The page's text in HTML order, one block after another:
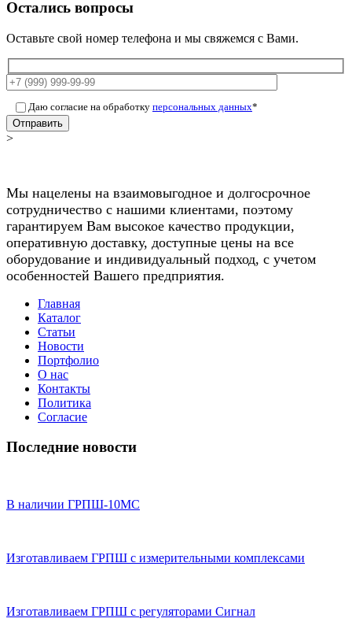
Остались вопросы
Оставьте свой номер телефона и мы свяжемся с Вами.
Даю согласие на обработку персональных данных*
Отправить
>
Мы нацелены на взаимовыгодное и долгосрочное
сотрудничество с нашими клиентами, поэтому
гарантируем Вам высокое качество продукции,
оперативную доставку, доступные цены на все
оборудование и индивидуальный подход, с учетом
особенностей Вашего предприятия.
Главная
Каталог
Статьи
Новости
Портфолио
О нас
Контакты
Политика
Согласие
Последние новости
В наличии ГРПШ-10МС
Изготавливаем ГРПШ с измерительными комплексами
Изготавливаем ГРПШ с регуляторами Сигнал